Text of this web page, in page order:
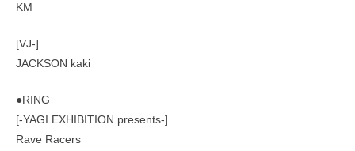
KM
[VJ-]
JACKSON kaki
●RING
[-YAGI EXHIBITION presents-]
Rave Racers